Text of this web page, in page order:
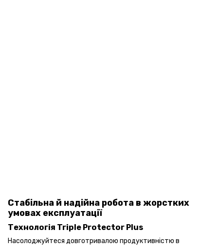
Стабільна й надійна робота в жорстких
умовах експлуатації
Технологія Triple Protector Plus
Насолоджуйтеся довготривалою продуктивністю в